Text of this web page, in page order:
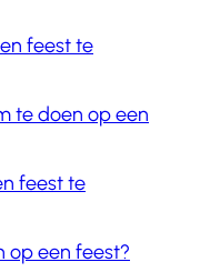
feest te
te doen op een
feest te
op een feest?